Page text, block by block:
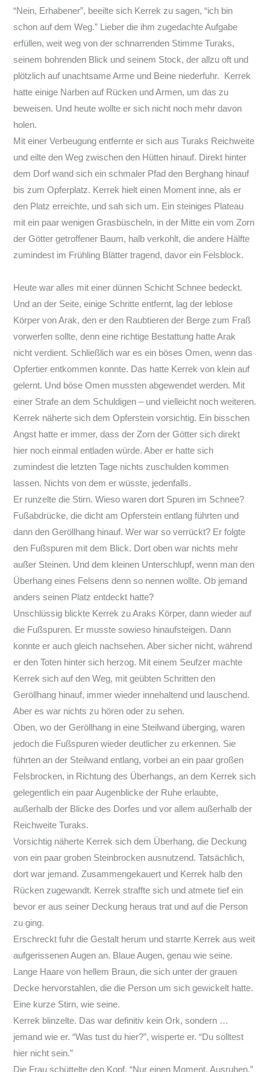
“Nein, Erhabener”, beeilte sich Kerrek zu sagen, “ich bin
schon auf dem Weg.” Lieber die ihm zugedachte Aufgabe
erfüllen, weit weg von der schnarrenden Stimme Turaks,
seinem bohrenden Blick und seinem Stock, der allzu oft und
plötzlich auf unachtsame Arme und Beine niederfuhr. Kerrek
hatte einige Narben auf Rücken und Armen, um das zu
beweisen. Und heute wollte er sich nicht noch mehr davon
holen.
Mit einer Verbeugung entfernte er sich aus Turaks Reichweite
und eilte den Weg zwischen den Hütten hinauf. Direkt hinter
dem Dorf wand sich ein schmaler Pfad den Berghang hinauf
bis zum Opferplatz. Kerrek hielt einen Moment inne, als er
den Platz erreichte, und sah sich um. Ein steiniges Plateau
mit ein paar wenigen Grasbüscheln, in der Mitte ein vom Zorn
der Götter getroffener Baum, halb verkohlt, die andere Hälfte
zumindest im Frühling Blätter tragend, davor ein Felsblock.
Heute war alles mit einer dünnen Schicht Schnee bedeckt.
Und an der Seite, einige Schritte entfernt, lag der leblose
Körper von Arak, den er den Raubtieren der Berge zum Fraß
vorwerfen sollte, denn eine richtige Bestattung hatte Arak
nicht verdient. Schließlich war es ein böses Omen, wenn das
Opfertier entkommen konnte. Das hatte Kerrek von klein auf
gelernt. Und böse Omen mussten abgewendet werden. Mit
einer Strafe an dem Schuldigen – und vielleicht noch weiteren.
Kerrek näherte sich dem Opferstein vorsichtig. Ein bisschen
Angst hatte er immer, dass der Zorn der Götter sich direkt
hier noch einmal entladen würde. Aber er hatte sich
zumindest die letzten Tage nichts zuschulden kommen
lassen. Nichts von dem er wüsste, jedenfalls.
Er runzelte die Stirn. Wieso waren dort Spuren im Schnee?
Fußabdrücke, die dicht am Opferstein entlang führten und
dann den Geröllhang hinauf. Wer war so verrückt? Er folgte
den Fußspuren mit dem Blick. Dort oben war nichts mehr
außer Steinen. Und dem kleinen Unterschlupf, wenn man den
Überhang eines Felsens denn so nennen wollte. Ob jemand
anders seinen Platz entdeckt hatte?
Unschlüssig blickte Kerrek zu Araks Körper, dann wieder auf
die Fußspuren. Er musste sowieso hinaufsteigen. Dann
konnte er auch gleich nachsehen. Aber sicher nicht, während
er den Toten hinter sich herzog. Mit einem Seufzer machte
Kerrek sich auf den Weg, mit geübten Schritten den
Geröllhang hinauf, immer wieder innehaltend und lauschend.
Aber es war nichts zu hören oder zu sehen.
Oben, wo der Geröllhang in eine Steilwand überging, waren
jedoch die Fußspuren wieder deutlicher zu erkennen. Sie
führten an der Steilwand entlang, vorbei an ein paar großen
Felsbrocken, in Richtung des Überhangs, an dem Kerrek sich
gelegentlich ein paar Augenblicke der Ruhe erlaubte,
außerhalb der Blicke des Dorfes und vor allem außerhalb der
Reichweite Turaks.
Vorsichtig näherte Kerrek sich dem Überhang, die Deckung
von ein paar groben Steinbrocken ausnutzend. Tatsächlich,
dort war jemand. Zusammengekauert und Kerrek halb den
Rücken zugewandt. Kerrek straffte sich und atmete tief ein
bevor er aus seiner Deckung heraus trat und auf die Person
zu ging.
Erschreckt fuhr die Gestalt herum und starrte Kerrek aus weit
aufgerissenen Augen an. Blaue Augen, genau wie seine.
Lange Haare von hellem Braun, die sich unter der grauen
Decke hervorstahlen, die die Person um sich gewickelt hatte.
Eine kurze Stirn, wie seine.
Kerrek blinzelte. Das war definitiv kein Ork, sondern …
jemand wie er. “Was tust du hier?”, wisperte er. “Du solltest
hier nicht sein.”
Die Frau schüttelte den Kopf. “Nur einen Moment. Ausruhen.”